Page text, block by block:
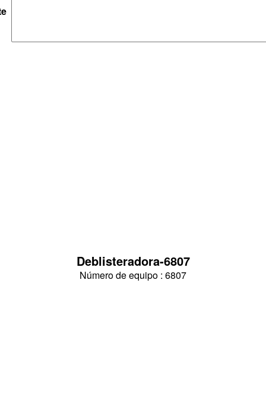
Deblisteradora-6807
Número de equipo : 6807